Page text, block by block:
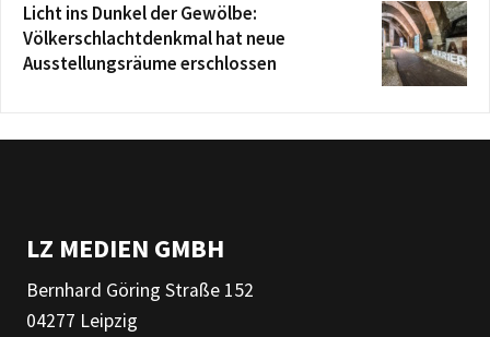
Licht ins Dunkel der Gewölbe:
Völkerschlachtdenkmal hat neue
Ausstellungsräume erschlossen
LZ MEDIEN GMBH
Bernhard Göring Straße 152
04277 Leipzig